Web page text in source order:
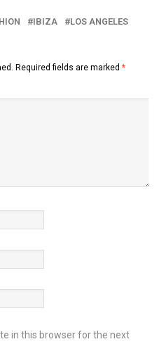
IBIZA
LOS ANGELES
Required fields are marked *
in this browser for the next